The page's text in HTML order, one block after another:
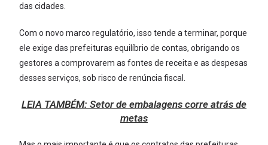
das cidades.
Com o novo marco regulatório, isso tende a terminar, porque
ele exige das prefeituras equilíbrio de contas, obrigando os
gestores a comprovarem as fontes de receita e as despesas
desses serviços, sob risco de renúncia fiscal.
LEIA TAMBÉM: Setor de embalagens corre atrás de
metas